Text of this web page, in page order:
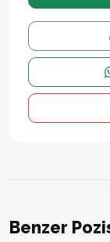
Benzer